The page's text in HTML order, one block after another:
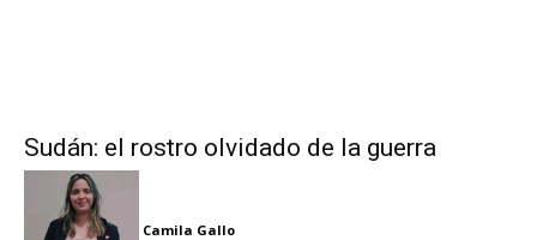
Sudán: el rostro olvidado de la guerra
Camila Gallo